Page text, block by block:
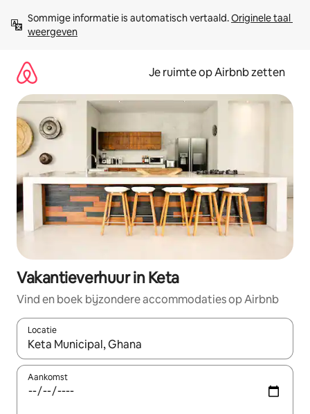
direct
naar
Sommige informatie is automatisch vertaald. Originele taal
weergeven
Je ruimte op Airbnb zetten
Vakantieverhuur in Keta
Vind en boek bijzondere accommodaties op Airbnb
Locatie
Wanneer er suggesties beschikbaar zijn, maak je een keuze
Aankomst